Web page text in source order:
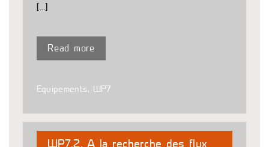
[…]
Read more
Équipements, WP7
WP7.2. A la recherche des flux